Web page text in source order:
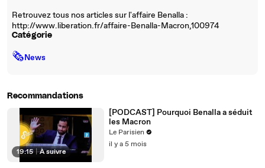
Retrouvez tous nos articles sur l'affaire Benalla :
http://www.liberation.fr/affaire-Benalla-Macron,100974
Catégorie
🗞News
Recommandations
19:15 | À suivre
[PODCAST] Pourquoi Benalla a séduit
les Macron
Le Parisien
il y a 5 mois